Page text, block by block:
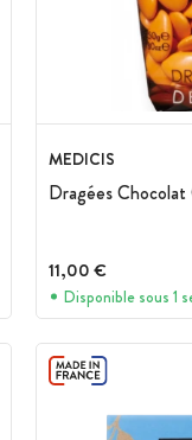
MEDICIS
Dragées
11,00 €
Disponible sous 1